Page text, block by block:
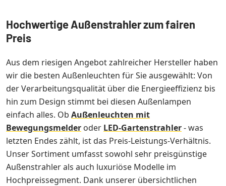
Hochwertige Außenstrahler zum fairen
Preis
Aus dem riesigen Angebot zahlreicher Hersteller haben
wir die besten Außenleuchten für Sie ausgewählt: Von
der Verarbeitungsqualität über die Energieeffizienz bis
hin zum Design stimmt bei diesen Außenlampen
einfach alles. Ob Außenleuchten mit
Bewegungsmelder oder LED-Gartenstrahler- was
letzten Endes zählt, ist das Preis-Leistungs-Verhältnis.
Unser Sortiment umfasst sowohl sehr preisgünstige
Außenstrahler als auch luxuriöse Modelle im
Hochpreissegment. Dank unserer übersichtlichen